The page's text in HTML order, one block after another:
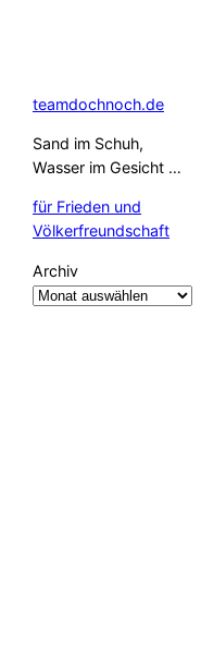
teamdochnoch.de
Sand im Schuh,
Wasser im Gesicht …
für Frieden und
Völkerfreundschaft
Archiv